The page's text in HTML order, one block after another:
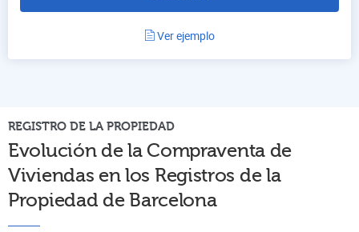
Ver ejemplo
REGISTRO DE LA PROPIEDAD
Evolución de la Compraventa de
Viviendas en los Registros de la
Propiedad de Barcelona